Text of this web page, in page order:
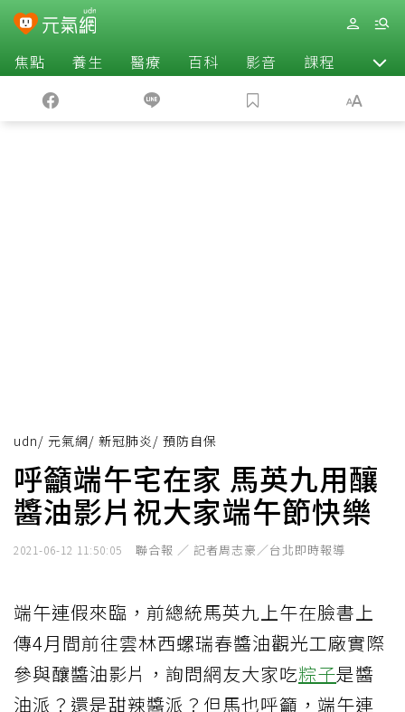
焦點 養生 醫療 百科 影音 課程 退休
udn/ 元氣網/ 新冠肺炎 / 預防自保
呼籲端午宅在家 馬英九用釀
醬油影片祝大家端午節快樂
2021-06-12 11:50:05 聯合報 ／ 記者周志豪／台北即時報導
端午連假來臨，前總統馬英九上午在臉書上
傳4月間前往雲林西螺瑞春醬油觀光工廠實際
參與釀醬油影片，詢問網友大家吃粽子是醬
油派？還是甜辣醬派？但馬也呼籲，端午連